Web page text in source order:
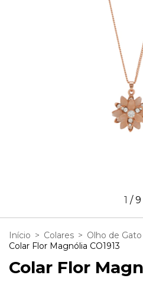
1 /9
Início > Colares > Olho de Gato
Colar Flor Magnólia CO1913
Colar Flor